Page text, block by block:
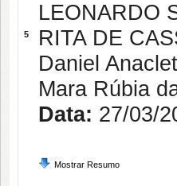
5
LEONARDO
RITA DE
Daniel
Mara Rúbia
Data: 27/03/
Mostrar Resumo